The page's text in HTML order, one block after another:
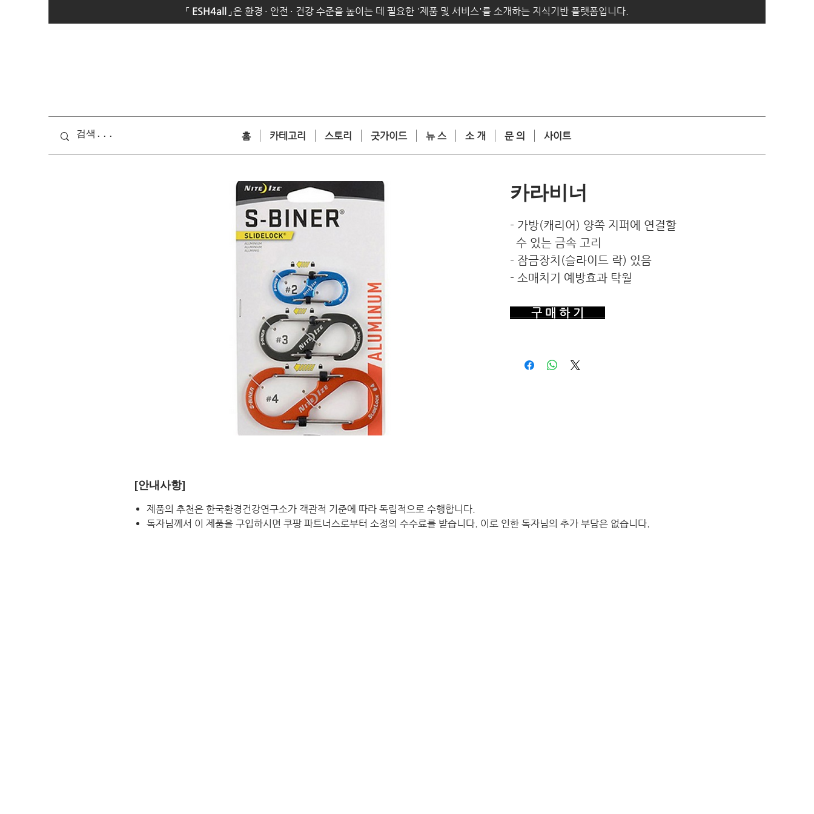
「 ESH4all 」은 환경 · 안전 · 건강 수준을 높이는 데 필요한 '제품 및 서비스'를 소개하는 지식기반 플랫폼입니다.
홈 카테고리 스토리 굿가이드 뉴 스 소 개 문 의 사이트
카라비너
- 가방(캐리어) 양쪽 지퍼에 연결할
수 있는 금속 고리
- 잠금장치(슬라이드 락) 있음
- 소매치기 예방효과 탁월
구 매 하 기
[안내사항]
제품의 추천은 한국환경건강연구소가 객관적 기준에 따라 독립적으로 수행합니다.
독자님께서 이 제품을 구입하시면 쿠팡 파트너스로부터 소정의 수수료를 받습니다. 이로 인한 독자님의 추가 부담은 없습니다.